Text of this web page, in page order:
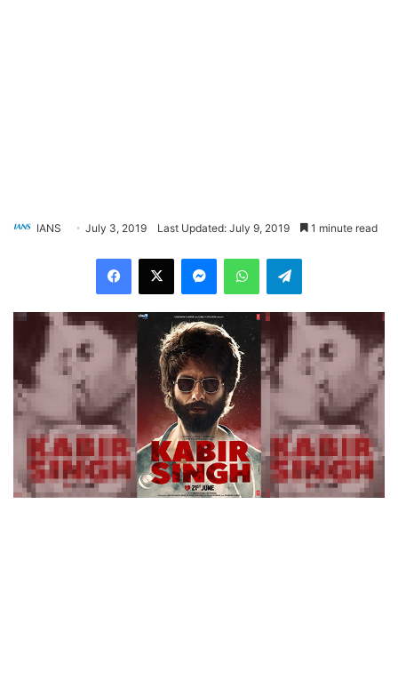
IANS July 3, 2019 Last Updated: July 9, 2019 1 minute read